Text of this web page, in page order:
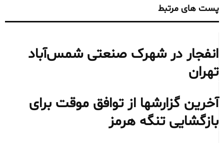
پست های مرتبط
انفجار در شهرک صنعتی شمس‌آباد
تهران
آخرین گزارشها از توافق موقت برای
بازگشایی تنگه هرمز